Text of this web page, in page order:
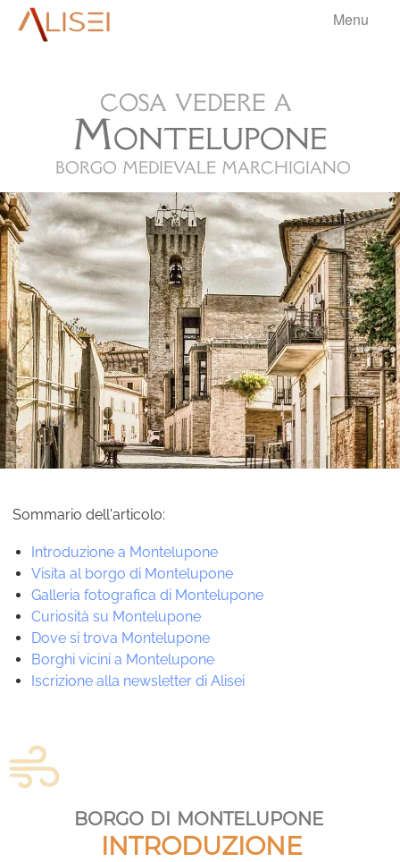
aliseri Menu
BORGHI▼
VIAGGI▼
BLOG▼
INFO ▼
cosa vedere a
Montelupone
borgo medievale marchigiano
.
.
.
.
Sommario dell'articolo:
Introduzione a Montelupone
Visita al borgo di Montelupone
Galleria fotografica di Montelupone
Curiosità su Montelupone
Dove si trova Montelupone
Borghi vicini a Montelupone
Iscrizione alla newsletter di Alisei
borgo di montelupone
INTRODUZIONE